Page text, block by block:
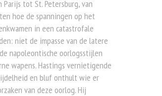
tot St. Petersburg, van
hoe de spanningen op het
in een catastrofale
niet de impasse van de latere
napoleontische oorlogsstijlen
wapens. Hastings vernietigende
ijdelheid en bluf onthult wie er
van deze oorlog. Hij